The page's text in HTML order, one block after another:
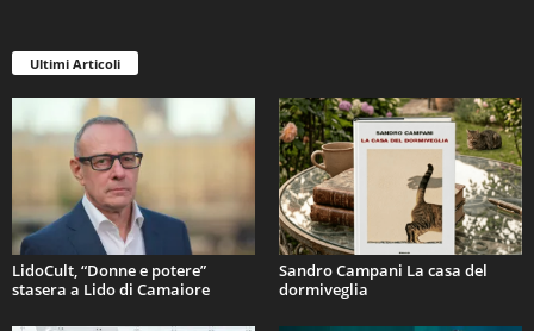
Ultimi Articoli
LidoCult, “Donne e potere”
stasera a Lido di Camaiore
Sandro Campani La casa del
dormiveglia